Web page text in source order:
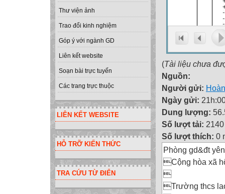
Thư viện ảnh
Trao đổi kinh nghiệm
Góp ý với ngành GD
Liên kết website
Soạn bài trực tuyến
Các trang trực thuộc
LIÊN KẾT WEBSITE
HỖ TRỠ KIẾN THỨC
TRA CỨU TỪ ĐIỂN
(Tài liệu chưa
Nguồn:
Người gửi:
Ngày gửi:
Dung lượng:
Số lượt tải: 2140
Số lượt thích: 0
Phòng gd&đt
Cộng hòa xã

Trường thcs